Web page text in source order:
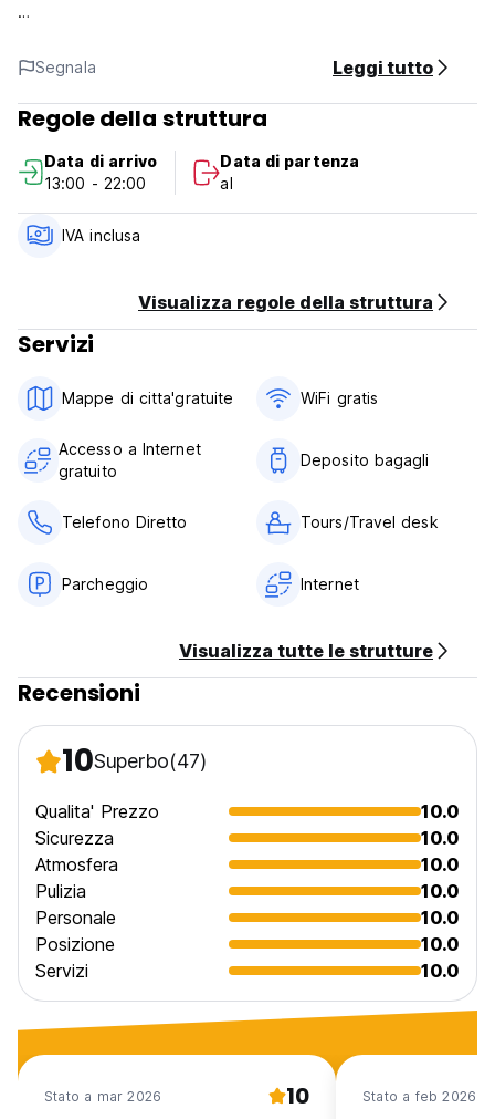
toilette, TV a schermo piatto, TV satellitare, aria
condizionata, riscaldamento e WIFI gratuito.
Inoltre offriamo un servizio di deposito bagagli gratuito.
Nota bene:
Orario di check-in: 13:00
Colazione non inclusa.
Tasse incluse. (Auto-translated from original language)
Segnala Leggi tutto
Regole della struttura
Data di arrivo
13:00 - 22:00
Data di partenza
al
IVA inclusa
Visualizza regole della struttura
Servizi
Mappe di citta'gratuite WiFi gratis
Accesso a Internet
gratuito
Deposito bagagli
Telefono Diretto Tours/Travel desk
Parcheggio Internet
Visualizza tutte le strutture
Recensioni
10Superbo(47)
Qualita' Prezzo
10.0
Sicurezza
10.0
Atmosfera
10.0
Pulizia
10.0
Personale
10.0
Posizione
10.0
Servizi
10.0
Stato a mar 2026 10 Stato a feb 2026